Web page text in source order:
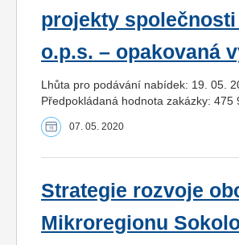
projekty společnosti
o.p.s. – opakovaná
Lhůta pro podávání nabídek: 19. 05.
Předpokládaná hodnota zakázky: 475
07. 05. 2020
Strategie rozvoje
Mikroregionu